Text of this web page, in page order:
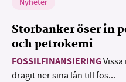
Nyheter
Storbanker öser in
och petrokemi
FOSSILFINANSIERING
dragit ner sina lån till fos...